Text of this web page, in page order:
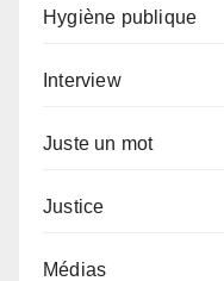
Hygiène publique
Interview
Juste un mot
Justice
Médias